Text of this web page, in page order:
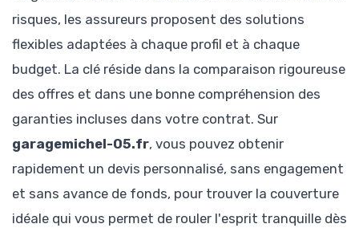
risques, les assureurs proposent des solutions
flexibles adaptées à chaque profil et à chaque
budget. La clé réside dans la comparaison rigoureuse
des offres et dans une bonne compréhension des
garanties incluses dans votre contrat. Sur
garagemichel-05.fr, vous pouvez obtenir
rapidement un devis personnalisé, sans engagement
et sans avance de fonds, pour trouver la couverture
idéale qui vous permet de rouler l'esprit tranquille dès